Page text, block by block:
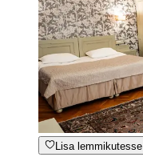
Lisa lemmikutesse